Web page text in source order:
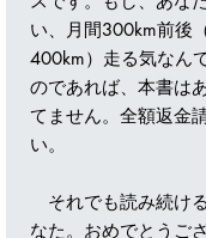
い、月間300km前後
400km）走る気なん
のであれば、本書は
てません。全額返金
い。
それでも読み続け
なた。おめでとうご